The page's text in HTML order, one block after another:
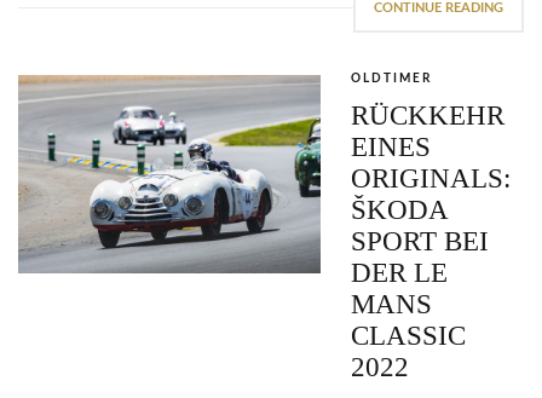
CONTINUE READING
OLDTIMER
RÜCKKEHR
EINES
ORIGINALS:
ŠKODA
SPORT BEI
DER LE
MANS
CLASSIC
2022